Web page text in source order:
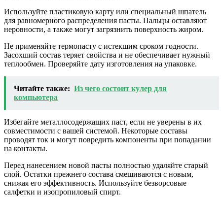
Используйте пластиковую карту или специальный шпатель
для равномерного распределения пасты. Пальцы оставляют
неровности, а также могут загрязнить поверхность жиром.
Не применяйте термопасту с истекшим сроком годности.
Засохший состав теряет свойства и не обеспечивает нужный
теплообмен. Проверяйте дату изготовления на упаковке.
Читайте также: Из чего состоит кулер для
компьютера
Избегайте металлосодержащих паст, если не уверены в их
совместимости с вашей системой. Некоторые составы
проводят ток и могут повредить компоненты при попадании
на контакты.
Перед нанесением новой пасты полностью удаляйте старый
слой. Остатки прежнего состава смешиваются с новым,
снижая его эффективность. Используйте безворсовые
салфетки и изопропиловый спирт.